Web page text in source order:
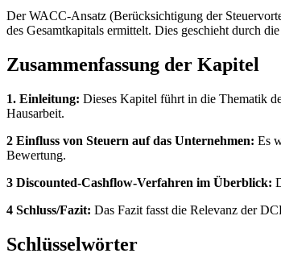
Der WACC-Ansatz (Berücksichtigung der
des Gesamtkapitals ermittelt. Dies geschieht durch
Zusammenfassung der Kapitel
1. Einleitung: Dieses Kapitel führt in die Thematik
Hausarbeit.
2 Einfluss von Steuern auf das Unternehmen: Es
Bewertung.
3 Discounted-Cashflow-Verfahren im Überblick:
4 Schluss/Fazit: Das Fazit fasst die Relevanz der
Schlüsselwörter